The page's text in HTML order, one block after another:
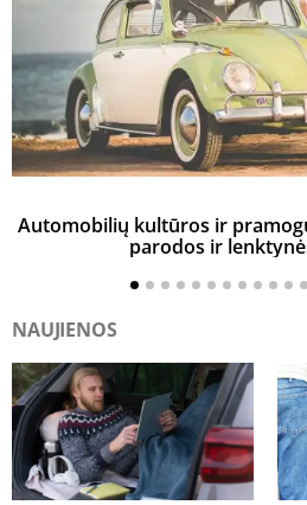
Automobilių kultūros ir
parodos ir
NAUJIENOS